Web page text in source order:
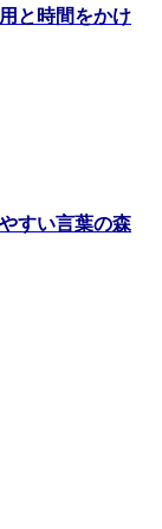
と時間をかけ
すい言葉の森